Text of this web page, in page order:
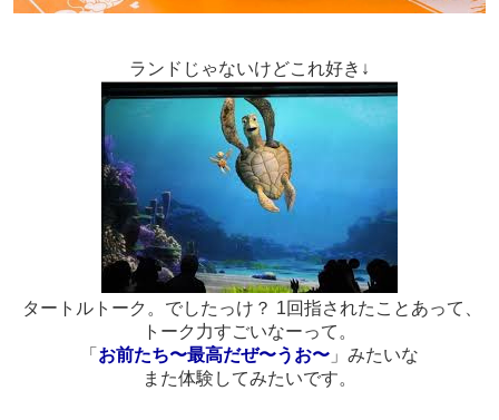
ランドじゃないけどこれ好き↓
タートルトーク。でしたっけ？ 1回指されたことあって、
トーク力すごいなーって。
「 お前たち〜最高だぜ〜うお〜 」みたいな
また体験してみたいです。